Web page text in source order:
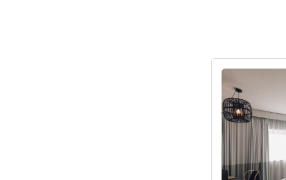
Ayrıntıları göster